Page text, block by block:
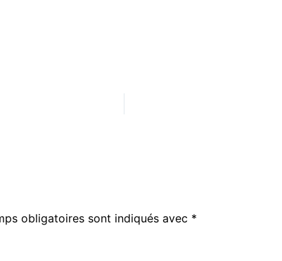
obligatoires sont indiqués avec *